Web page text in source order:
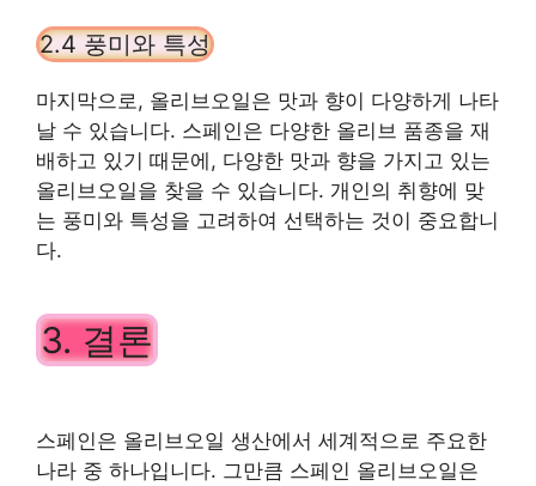
2.4 풍미와 특성
마지막으로, 올리브오일은 맛과 향이 다양하게 나타
날 수 있습니다. 스페인은 다양한 올리브 품종을 재
배하고 있기 때문에, 다양한 맛과 향을 가지고 있는
올리브오일을 찾을 수 있습니다. 개인의 취향에 맞
는 풍미와 특성을 고려하여 선택하는 것이 중요합니
다.
3. 결론
스페인은 올리브오일 생산에서 세계적으로 주요한
나라 중 하나입니다. 그만큼 스페인 올리브오일은